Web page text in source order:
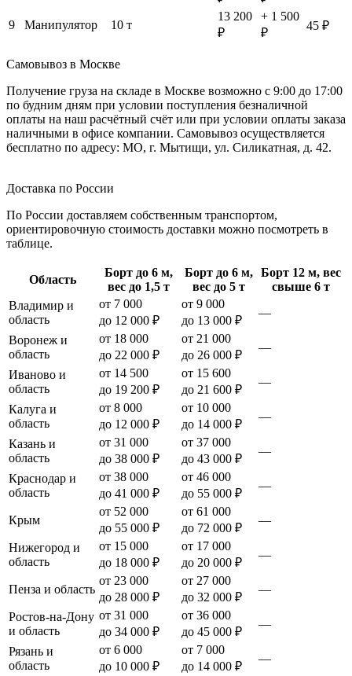
9
Манипулятор 10 т
13 200
₽
+ 1 500
₽
45 ₽
Самовывоз в Москве
Получение груза на складе в Москве возможно с 9:00 до 17:00
по будним дням при условии поступления безналичной
оплаты на наш расчётный счёт или при условии оплаты заказа
наличными в офисе компании. Самовывоз осуществляется
бесплатно по адресу: МО, г. Мытищи, ул. Силикатная, д. 42.
Доставка по России
По России доставляем собственным транспортом,
ориентировочную стоимость доставки можно посмотреть в
таблице.
Область
Борт до 6 м,
вес до 1,5 т
Борт до 6 м,
вес до 5 т
Борт 12 м, вес
свыше 6 т
Владимир и
область
от 7 000
до 12 000 ₽
от 9 000
до 13 000 ₽
—
Воронеж и
область
от 18 000
до 22 000 ₽
от 21 000
до 26 000 ₽
—
Иваново и
область
от 14 500
до 19 200 ₽
от 15 600
до 21 600 ₽
—
Калуга и
область
от 8 000
до 12 000 ₽
от 10 000
до 14 000 ₽
—
Казань и
область
от 31 000
до 38 000 ₽
от 37 000
до 43 000 ₽
—
Краснодар и
область
от 38 000
до 41 000 ₽
от 46 000
до 55 000 ₽
—
Крым
от 52 000
до 55 000 ₽
от 61 000
до 72 000 ₽
—
Нижегород и
область
от 15 000
до 18 000 ₽
от 17 000
до 20 000 ₽
—
Пенза и область
от 23 000
до 28 000 ₽
от 27 000
до 32 000 ₽
—
Ростов-на-Дону
и область
от 31 000
до 34 000 ₽
от 36 000
до 45 000 ₽
—
Рязань и
область
от 6 000
до 10 000 ₽
от 7 000
до 14 000 ₽
—